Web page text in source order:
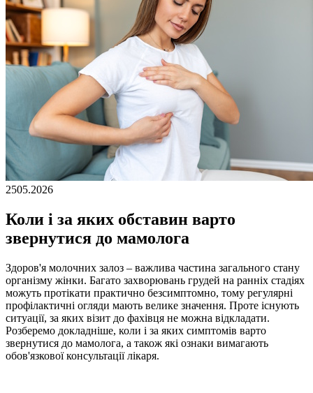
2505.2026
Коли і за яких обставин варто
звернутися до мамолога
Здоров'я молочних залоз – важлива частина загального стану
організму жінки. Багато захворювань грудей на ранніх стадіях
можуть протікати практично безсимптомно, тому регулярні
профілактичні огляди мають велике значення. Проте існують
ситуації, за яких візит до фахівця не можна відкладати.
Розберемо докладніше, коли і за яких симптомів варто
звернутися до мамолога, а також які ознаки вимагають
обов'язкової консультації лікаря.